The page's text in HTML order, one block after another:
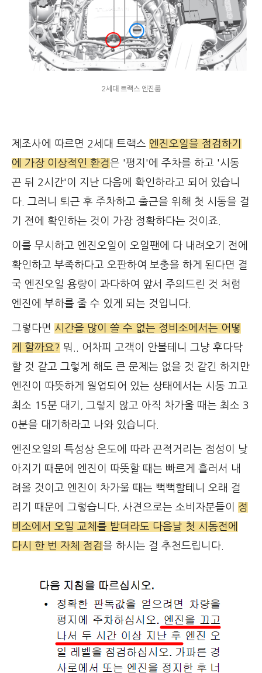
2세대 트랙스 엔진룸
제조사에 따르면 2세대 트랙스 엔진오일을 점검하기
에 가장 이상적인 환경은 '평지'에 주차를 하고 '시동
끈 뒤 2시간'이 지난 다음에 확인하라고 되어 있습니
다. 그러니 퇴근 후 주차하고 출근을 위해 첫 시동을 걸
기 전에 확인하는 것이 가장 정확하다는 것이죠.
이를 무시하고 엔진오일이 오일팬에 다 내려오기 전에
확인하고 부족하다고 오판하여 보충을 하게 된다면 결
국 엔진오일 용량이 과다하여 앞서 주의드린 것 처럼
엔진에 부하를 줄 수 있게 되는 것입니다.
그렇다면 시간을 많이 쓸 수 없는 정비소에서는 어떻
게 할까요? 뭐.. 어차피 고객이 안볼테니 그냥 후다닥
할 것 같고 그렇게 해도 큰 문제는 없을 것 같긴 하지만
엔진이 따뜻하게 웜업되어 있는 상태에서는 시동 끄고
최소 15분 대기, 그렇지 않고 아직 차가울 때는 최소 3
0분을 대기하라고 나와 있습니다.
엔진오일의 특성상 온도에 따라 끈적거리는 점성이 낮
아지기 때문에 엔진이 따뜻할 때는 빠르게 흘러서 내
려올 것이고 엔진이 차가울 때는 뻑뻑할테니 오래 걸
리기 때문에 그렇습니다. 사견으로는 소비자분들이 정
비소에서 오일 교체를 받더라도 다음날 첫 시동전에
다시 한 번 자체 점검을 하시는 걸 추천드립니다.